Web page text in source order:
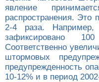
явление
распространения. Это
2-4 раза.
зафиксировано
Соответственно
штормовых
предупрежденность
10-12% и в период